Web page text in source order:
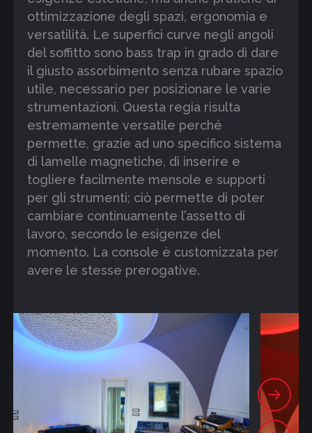
ottimizzazione degli spazi, ergonomia e
versatilità. Le superfici curve negli angoli
del soffitto sono bass trap in grado di dare
il giusto assorbimento senza rubare spazio
utile, necessario per posizionare le varie
strumentazioni. Questa regia risulta
estremamente versatile perché
permette, grazie ad uno specifico sistema
di lamelle magnetiche, di inserire e
togliere facilmente mensole e supporti
per gli strumenti; ciò permette di poter
cambiare continuamente l’assetto di
lavoro, secondo le esigenze del
momento. La console è customizzata per
avere le stesse prerogative.